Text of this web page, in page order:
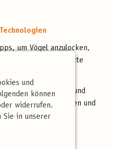
und
können
widerrufen.
Sie in unserer
um Vögel anzulocken,
stören und Konflikte
von Lockrufen und
Vögel zu bewahren und